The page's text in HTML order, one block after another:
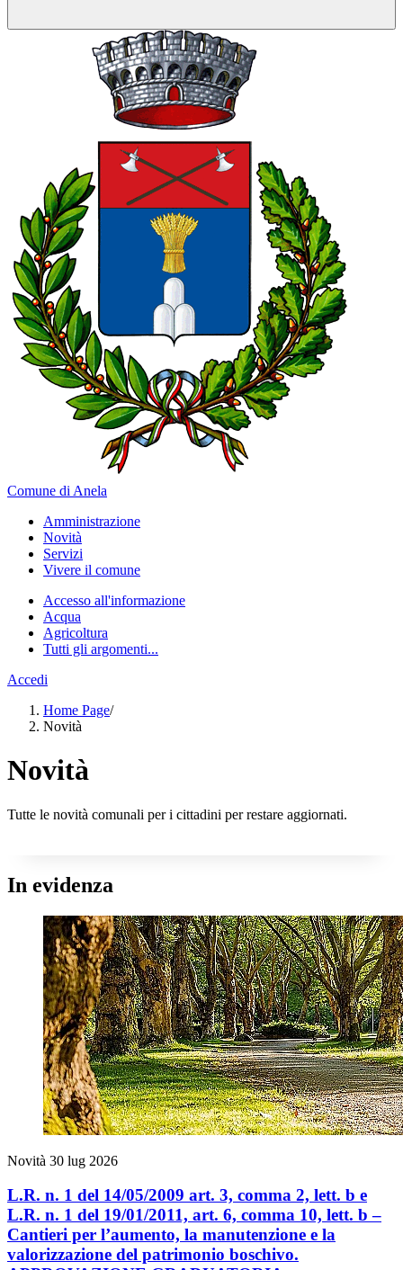
Comune di Anela
Amministrazione
Novità
Servizi
Vivere il comune
Accesso all'informazione
Acqua
Agricoltura
Tutti gli argomenti...
Accedi
Home Page/
Novità
Novità
Tutte le novità comunali per i cittadini per restare aggiornati.
In evidenza
Novità 30 lug 2026
L.R. n. 1 del 14/05/2009 art. 3, comma 2, lett. b e
L.R. n. 1 del 19/01/2011, art. 6, comma 10, lett. b –
Cantieri per l’aumento, la manutenzione e la
valorizzazione del patrimonio boschivo.